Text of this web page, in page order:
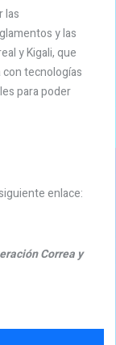
las
y las
y Kigali, que
tecnologías
para poder
enlace:
Correa y